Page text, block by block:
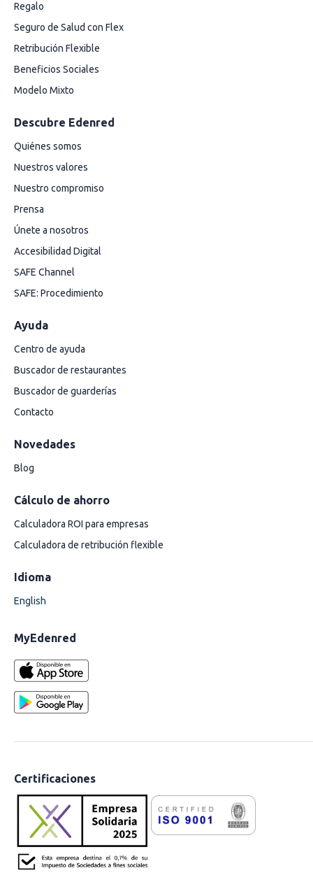
Regalo
Seguro de Salud con Flex
Retribución Flexible
Beneficios Sociales
Modelo Mixto
Descubre Edenred
Quiénes somos
Nuestros valores
Nuestro compromiso
Prensa
Únete a nosotros
Accesibilidad Digital
SAFE Channel
SAFE: Procedimiento
Ayuda
Centro de ayuda
Buscador de restaurantes
Buscador de guarderías
Contacto
Novedades
Blog
Cálculo de ahorro
Calculadora ROI para empresas
Calculadora de retribución flexible
Idioma
English
MyEdenred
Certificaciones